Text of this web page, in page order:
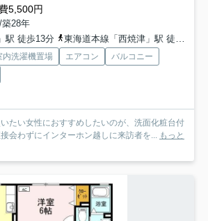
5,500円
28年
駅 徒歩13分
東海道本線「西焼津」駅 徒歩37分
内洗濯機置場 エアコン
バルコニー
たい女性におすすめしたいのが、洗面化粧台付
会わずにインターホン越しに来訪者を... もっと